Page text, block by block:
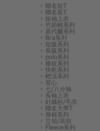
聯名短T
聯名長T
短袖上衣
竹節棉系列
莫代爾系列
Bra系列
短版系列
長版系列
polo系列
條紋系列
快乾系列
輕涼系列
背心
七/八分袖
長袖上衣
針織衫/毛衣
聯名大學T
厚棉系列
立領/高領
Fleece系列